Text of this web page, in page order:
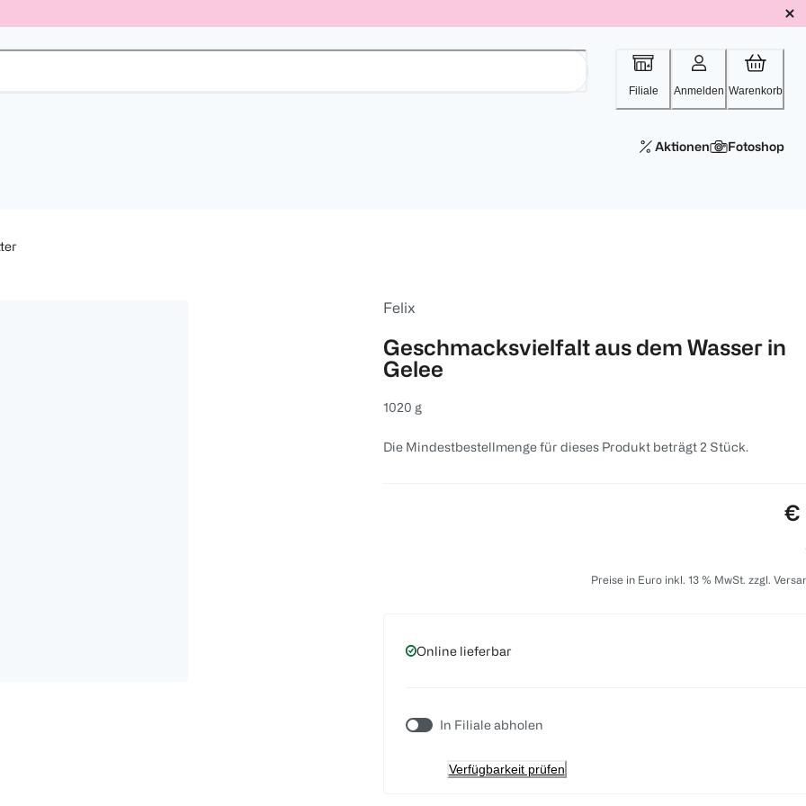
Filiale Anmelden Warenkorb
Aktionen Fotoshop
Felix
Geschmacksvielfalt aus dem Wasser in
Gelee
1020 g
Die Mindestbestellmenge für dieses Produkt beträgt 2 Stück.
€
Preise in Euro inkl. 13 % MwSt. zzgl.
Online lieferbar
In Filiale abholen
Verfügbarkeit prüfen